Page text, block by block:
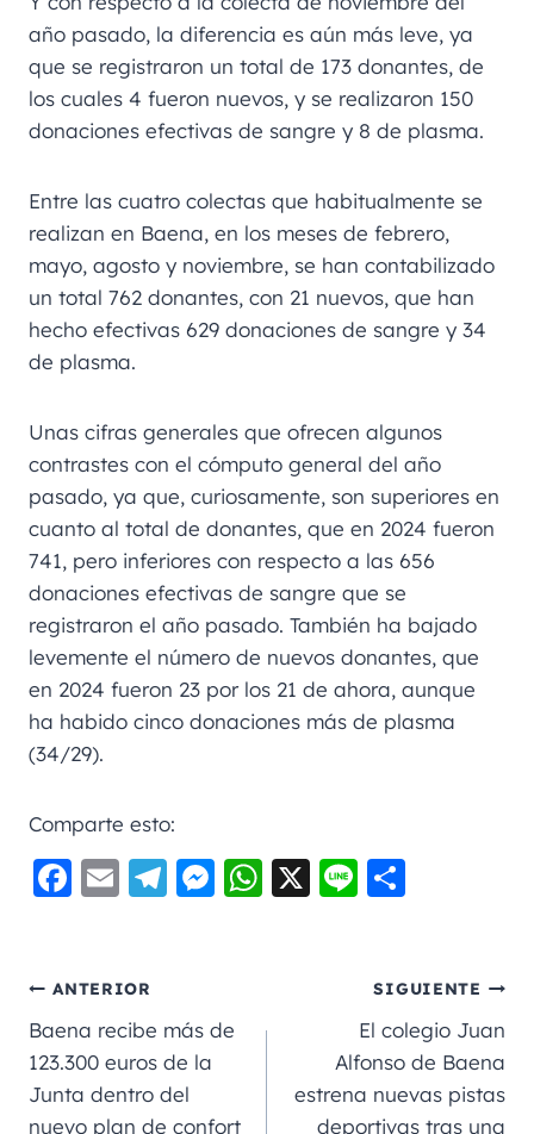
año pasado, la diferencia es aún más leve, ya
que se registraron un total de 173 donantes, de
los cuales 4 fueron nuevos, y se realizaron 150
donaciones efectivas de sangre y 8 de plasma.
Entre las cuatro colectas que habitualmente se
realizan en Baena, en los meses de febrero,
mayo, agosto y noviembre, se han contabilizado
un total 762 donantes, con 21 nuevos, que han
hecho efectivas 629 donaciones de sangre y 34
de plasma.
Unas cifras generales que ofrecen algunos
contrastes con el cómputo general del año
pasado, ya que, curiosamente, son superiores en
cuanto al total de donantes, que en 2024 fueron
741, pero inferiores con respecto a las 656
donaciones efectivas de sangre que se
registraron el año pasado. También ha bajado
levemente el número de nuevos donantes, que
en 2024 fueron 23 por los 21 de ahora, aunque
ha habido cinco donaciones más de plasma
(34/29).
Comparte esto:
F
e
b
o
o
E
l
Te
m
M
n
W
A
X
Li
p
a
rt
ir
ANTERIOR
Baena recibe más de
123.300 euros de la
Junta dentro del
nuevo plan de confort
SIGUIENTE
El colegio Juan
Alfonso de Baena
estrena nuevas pistas
deportivas tras una